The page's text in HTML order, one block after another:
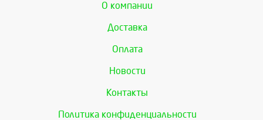
О компании
Доставка
Оплата
Новости
Контакты
Политика конфиденциальности